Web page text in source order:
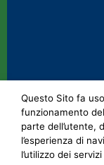
Questo Sito fa
funzionamento
parte dell’utente,
l’esperienza di
l’utilizzo dei